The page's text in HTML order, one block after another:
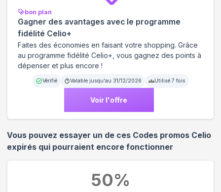
bon plan
Gagner des avantages avec le programme
fidélité Celio+
Faites des économies en faisant votre shopping. Grâce
au programme fidélité Celio+, vous gagnez des points à
dépenser et plus encore !
Vérifié Valable jusqu'au 31/12/2026 Utilisé 7 fois
Voir l'offre
Vous pouvez essayer un de ces Codes promos Celio
expirés qui pourraient encore fonctionner
50%